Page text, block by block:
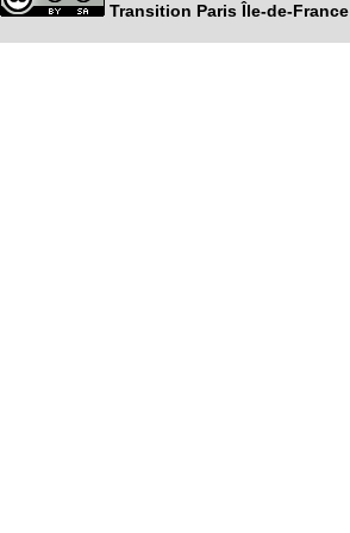
Transition Paris Île-de-France